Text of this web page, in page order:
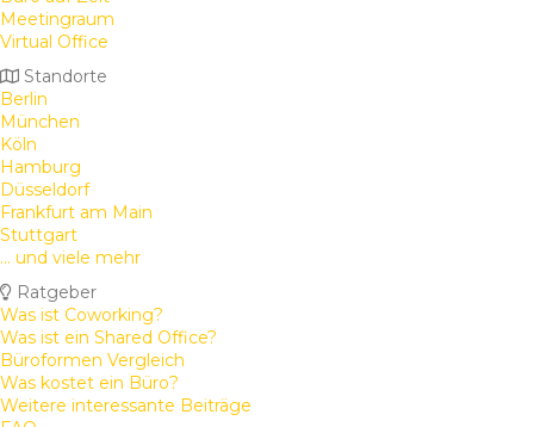
Meetingraum
Virtual Office
Standorte
Berlin
München
Köln
Hamburg
Düsseldorf
Frankfurt am Main
Stuttgart
... und viele mehr
Ratgeber
Was ist Coworking?
Was ist ein Shared Office?
Büroformen Vergleich
Was kostet ein Büro?
Weitere interessante Beiträge